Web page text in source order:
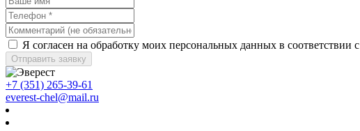
Я согласен на обработку моих персональных данных в соответствии с
Отправить заявку
+7 (351) 265-39-61
everest-chel@mail.ru